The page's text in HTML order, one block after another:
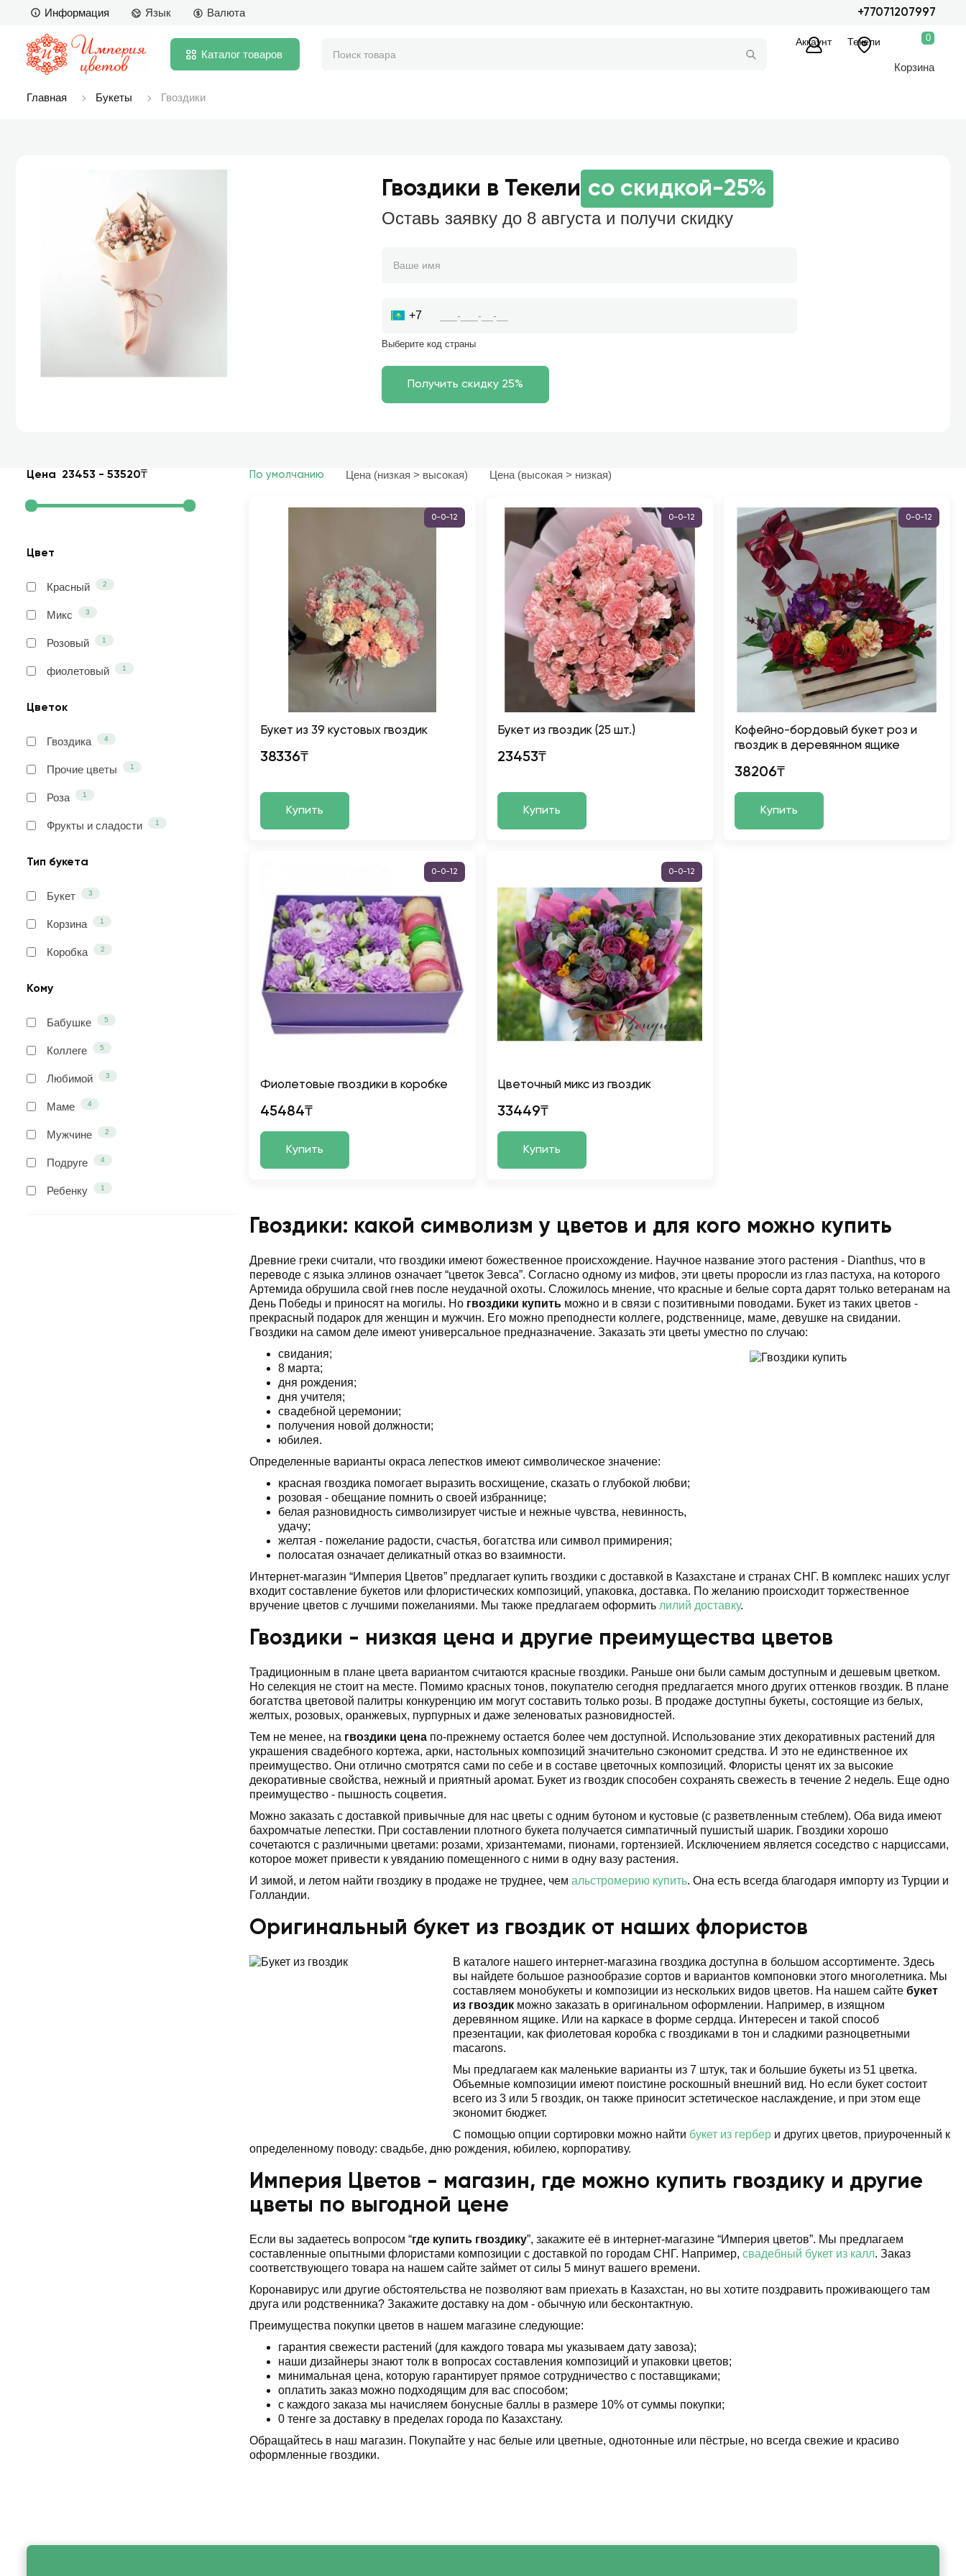
Информация Язык Валюта +77071207997
Каталог товаров
Аккаунт Текели 0
Корзина
Главная Букеты Гвоздики
Гвоздики в Текели со скидкой-25%
Оставь заявку до 8 августа и получи скидку
+7
Выберите код страны
Цена 23453 - 53520₸
Цвет
Красный 2
Микс 3
Розовый 1
фиолетовый 1
Цветок
Гвоздика 4
Прочие цветы 1
Роза 1
Фрукты и сладости 1
Тип букета
Букет 3
Корзина 1
Коробка 2
Кому
Бабушке 5
Коллеге 5
Любимой 3
Маме 4
Мужчине 2
Подруге 4
Ребенку 1
По умолчанию Цена (низкая > высокая) Цена (высокая > низкая)
0-0-12
Букет из 39 кустовых гвоздик
38336₸
Купить
0-0-12
Букет из гвоздик (25 шт.)
23453₸
Купить
0-0-12
Кофейно-бордовый букет роз и
гвоздик в деревянном ящике
38206₸
Купить
0-0-12
Фиолетовые гвоздики в коробке
45484₸
Купить
0-0-12
Цветочный микс из гвоздик
33449₸
Купить
Гвоздики: какой символизм у цветов и для кого можно купить
Древние греки считали, что гвоздики имеют божественное происхождение. Научное название этого растения - Dianthus, что в
переводе с языка эллинов означает “цветок Зевса”. Согласно одному из мифов, эти цветы проросли из глаз пастуха, на которого
Артемида обрушила свой гнев после неудачной охоты. Сложилось мнение, что красные и белые сорта дарят только ветеранам на
День Победы и приносят на могилы. Но гвоздики купить можно и в связи с позитивными поводами. Букет из таких цветов -
прекрасный подарок для женщин и мужчин. Его можно преподнести коллеге, родственнице, маме, девушке на свидании.
Гвоздики на самом деле имеют универсальное предназначение. Заказать эти цветы уместно по случаю:
свидания;
8 марта;
дня рождения;
дня учителя;
свадебной церемонии;
получения новой должности;
юбилея.
Определенные варианты окраса лепестков имеют символическое значение:
красная гвоздика помогает выразить восхищение, сказать о глубокой любви;
розовая - обещание помнить о своей избраннице;
белая разновидность символизирует чистые и нежные чувства, невинность,
удачу;
желтая - пожелание радости, счастья, богатства или символ примирения;
полосатая означает деликатный отказ во взаимности.
Интернет-магазин “Империя Цветов” предлагает купить гвоздики с доставкой в Казахстане и странах СНГ. В комплекс наших услуг
входит составление букетов или флористических композиций, упаковка, доставка. По желанию происходит торжественное
вручение цветов с лучшими пожеланиями. Мы также предлагаем оформить лилий доставку.
Гвоздики - низкая цена и другие преимущества цветов
Традиционным в плане цвета вариантом считаются красные гвоздики. Раньше они были самым доступным и дешевым цветком.
Но селекция не стоит на месте. Помимо красных тонов, покупателю сегодня предлагается много других оттенков гвоздик. В плане
богатства цветовой палитры конкуренцию им могут составить только розы. В продаже доступны букеты, состоящие из белых,
желтых, розовых, оранжевых, пурпурных и даже зеленоватых разновидностей.
Тем не менее, на гвоздики цена по-прежнему остается более чем доступной. Использование этих декоративных растений для
украшения свадебного кортежа, арки, настольных композиций значительно сэкономит средства. И это не единственное их
преимущество. Они отлично смотрятся сами по себе и в составе цветочных композиций. Флористы ценят их за высокие
декоративные свойства, нежный и приятный аромат. Букет из гвоздик способен сохранять свежесть в течение 2 недель. Еще одно
преимущество - пышность соцветия.
Можно заказать с доставкой привычные для нас цветы с одним бутоном и кустовые (с разветвленным стеблем). Оба вида имеют
бахромчатые лепестки. При составлении плотного букета получается симпатичный пушистый шарик. Гвоздики хорошо
сочетаются с различными цветами: розами, хризантемами, пионами, гортензией. Исключением является соседство с нарциссами,
которое может привести к увяданию помещенного с ними в одну вазу растения.
И зимой, и летом найти гвоздику в продаже не труднее, чем альстромерию купить. Она есть всегда благодаря импорту из Турции и
Голландии.
Оригинальный букет из гвоздик от наших флористов
В каталоге нашего интернет-магазина гвоздика доступна в большом ассортименте. Здесь
вы найдете большое разнообразие сортов и вариантов компоновки этого многолетника. Мы
составляем монобукеты и композиции из нескольких видов цветов. На нашем сайте букет
из гвоздик можно заказать в оригинальном оформлении. Например, в изящном
деревянном ящике. Или на каркасе в форме сердца. Интересен и такой способ
презентации, как фиолетовая коробка с гвоздиками в тон и сладкими разноцветными
macarons.
Мы предлагаем как маленькие варианты из 7 штук, так и большие букеты из 51 цветка.
Объемные композиции имеют поистине роскошный внешний вид. Но если букет состоит
всего из 3 или 5 гвоздик, он также приносит эстетическое наслаждение, и при этом еще
экономит бюджет.
С помощью опции сортировки можно найти букет из гербер и других цветов, приуроченный к
определенному поводу: свадьбе, дню рождения, юбилею, корпоративу.
Империя Цветов - магазин, где можно купить гвоздику и другие
цветы по выгодной цене
Если вы задаетесь вопросом “где купить гвоздику”, закажите её в интернет-магазине “Империя цветов”. Мы предлагаем
составленные опытными флористами композиции с доставкой по городам СНГ. Например, свадебный букет из калл. Заказ
соответствующего товара на нашем сайте займет от силы 5 минут вашего времени.
Коронавирус или другие обстоятельства не позволяют вам приехать в Казахстан, но вы хотите поздравить проживающего там
друга или родственника? Закажите доставку на дом - обычную или бесконтактную.
Преимущества покупки цветов в нашем магазине следующие:
гарантия свежести растений (для каждого товара мы указываем дату завоза);
наши дизайнеры знают толк в вопросах составления композиций и упаковки цветов;
минимальная цена, которую гарантирует прямое сотрудничество с поставщиками;
оплатить заказ можно подходящим для вас способом;
с каждого заказа мы начисляем бонусные баллы в размере 10% от суммы покупки;
0 тенге за доставку в пределах города по Казахстану.
Обращайтесь в наш магазин. Покупайте у нас белые или цветные, однотонные или пёстрые, но всегда свежие и красиво
оформленные гвоздики.